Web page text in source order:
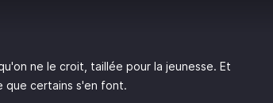
ne le croit, taillée pour la jeunesse. Et
que certains s'en font.